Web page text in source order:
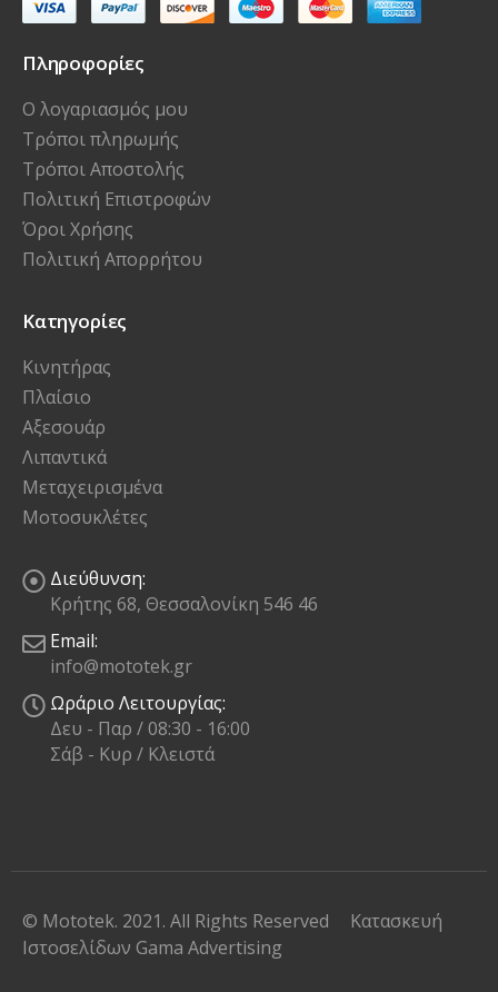
Πληροφορίες
Ο λογαριασμός μου
Τρόποι πληρωμής
Τρόποι Αποστολής
Πολιτική Επιστροφών
Όροι Χρήσης
Πολιτική Απορρήτου
Κατηγορίες
Κινητήρας
Πλαίσιο
Αξεσουάρ
Λιπαντικά
Μεταχειρισμένα
Μοτοσυκλέτες
Διεύθυνση:
Κρήτης 68, Θεσσαλονίκη 546 46
Email:
info@mototek.gr
Ωράριο Λειτουργίας:
Δευ - Παρ / 08:30 - 16:00
Σάβ - Κυρ / Κλειστά
© Mototek. 2021. All Rights Reserved
Κατασκευή
Ιστοσελίδων Gama Advertising